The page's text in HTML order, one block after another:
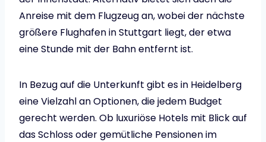
Anreise mit dem Flugzeug an, wobei der nächste
größere Flughafen in Stuttgart liegt, der etwa
eine Stunde mit der Bahn entfernt ist.
In Bezug auf die Unterkunft gibt es in Heidelberg
eine Vielzahl an Optionen, die jedem Budget
gerecht werden. Ob luxuriöse Hotels mit Blick auf
das Schloss oder gemütliche Pensionen im